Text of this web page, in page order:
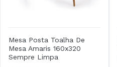
Mesa Posta Toalha De
Mesa Amaris 160x320
Sempre Limpa